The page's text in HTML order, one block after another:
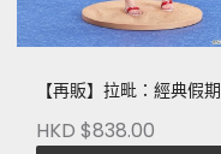
【再販】拉毗：經典假期
HKD $838.00